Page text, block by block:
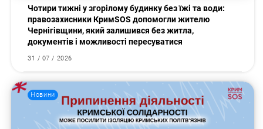
Чотири тижні у згорілому будинку без їжі та води:
правозахисники КримSOS допомогли жителю
Чернігівщини, який залишився без житла,
документів і можливості пересуватися
31 / 07 / 2026
Новини